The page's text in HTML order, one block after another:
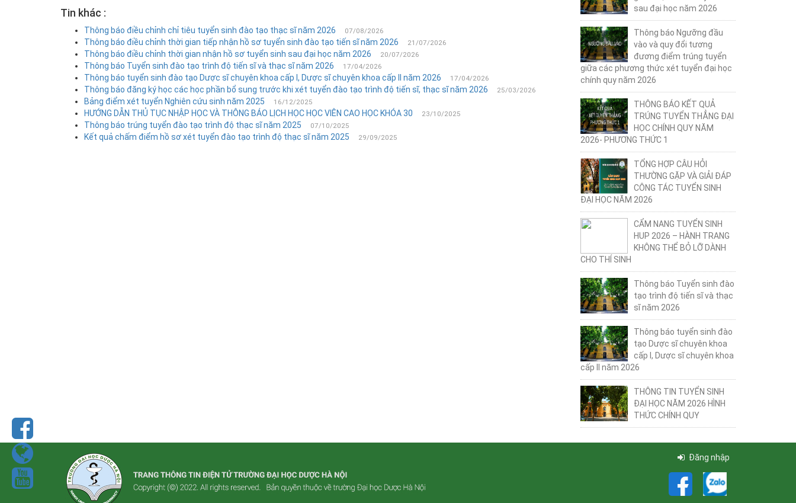
Tin khác :
Thông báo điều chỉnh chỉ tiêu tuyển sinh đào tạo thạc sĩ năm 2026 07/08/2026
Thông báo điều chỉnh thời gian tiếp nhận hồ sơ tuyển sinh đào tạo tiến sĩ năm 2026 21/07/2026
Thông báo điều chỉnh thời gian nhận hồ sơ tuyển sinh sau đại học năm 2026 20/07/2026
Thông báo Tuyển sinh đào tạo trình độ tiến sĩ và thạc sĩ năm 2026 17/04/2026
Thông báo tuyển sinh đào tạo Dược sĩ chuyên khoa cấp I, Dược sĩ chuyên khoa cấp II năm 2026 17/04/2026
Thông báo đăng ký học các học phần bổ sung trước khi xét tuyển đào tạo trình độ tiến sĩ, thạc sĩ năm 2026 25/03/2026
Bảng điểm xét tuyển Nghiên cứu sinh năm 2025 16/12/2025
HƯỚNG DẪN THỦ TỤC NHẬP HỌC VÀ THÔNG BÁO LỊCH HỌC HỌC VIÊN CAO HỌC KHÓA 30 23/10/2025
Thông báo trúng tuyển đào tạo trình độ thạc sĩ năm 2025 07/10/2025
Kết quả chấm điểm hồ sơ xét tuyển đào tạo trình độ thạc sĩ năm 2025 29/09/2025
sau đại học năm 2026
Thông báo Ngưỡng đầu
vào và quy đổi tương
đương điểm trúng tuyển
giữa các phương thức xét tuyển đại học
chính quy năm 2026
THÔNG BÁO KẾT QUẢ
TRÚNG TUYỂN THẲNG ĐẠI
HỌC CHÍNH QUY NĂM
2026- PHƯƠNG THỨC 1
TỔNG HỢP CÂU HỎI
THƯỜNG GẶP VÀ GIẢI ĐÁP
CÔNG TÁC TUYỂN SINH
ĐẠI HỌC NĂM 2026
CẨM NANG TUYỂN SINH
HUP 2026 – HÀNH TRANG
KHÔNG THỂ BỎ LỠ DÀNH
CHO THÍ SINH
Thông báo Tuyển sinh đào
tạo trình độ tiến sĩ và thạc
sĩ năm 2026
Thông báo tuyển sinh đào
tạo Dược sĩ chuyên khoa
cấp I, Dược sĩ chuyên khoa
cấp II năm 2026
THÔNG TIN TUYỂN SINH
ĐẠI HỌC NĂM 2026 HÌNH
THỨC CHÍNH QUY
Đăng nhập